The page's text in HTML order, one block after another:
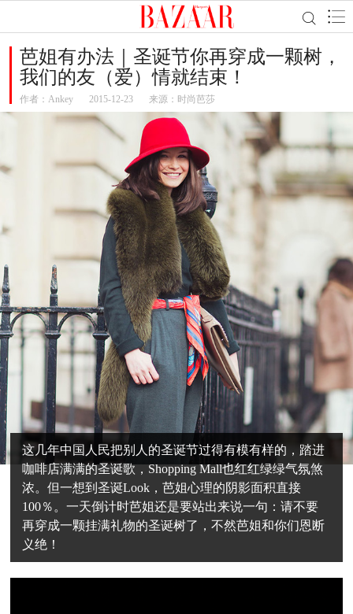
芭姐有办法｜圣诞节你再穿成一颗树，
我们的友（爱）情就结束！
作者： Ankey 2015-12-23 来源：时尚芭莎
这几年中国人民把别人的圣诞节过得有模有样的，踏进
咖啡店满满的圣诞歌，Shopping Mall也红红绿绿气氛煞
浓。但一想到圣诞Look，芭姐心理的阴影面积直接
100％。一天倒计时芭姐还是要站出来说一句：请不要
再穿成一颗挂满礼物的圣诞树了，不然芭姐和你们恩断
义绝！